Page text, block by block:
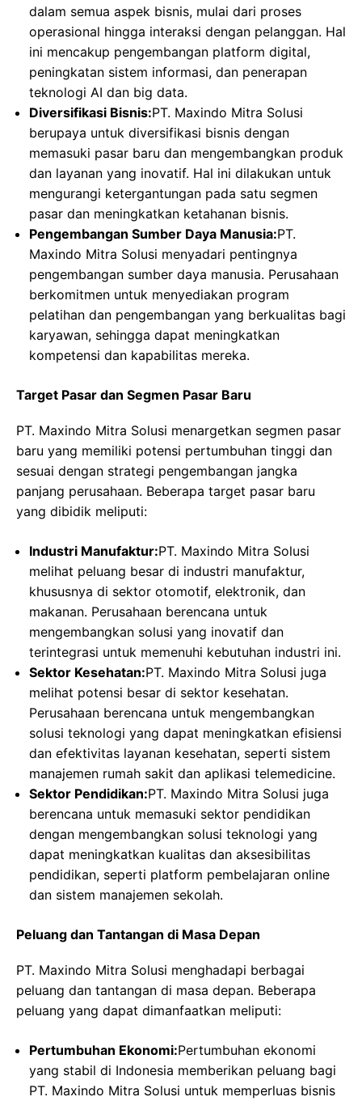
dalam semua aspek bisnis, mulai dari proses
operasional hingga interaksi dengan pelanggan. Hal
ini mencakup pengembangan platform digital,
peningkatan sistem informasi, dan penerapan
teknologi AI dan big data.
Diversifikasi Bisnis:PT. Maxindo Mitra Solusi
berupaya untuk diversifikasi bisnis dengan
memasuki pasar baru dan mengembangkan produk
dan layanan yang inovatif. Hal ini dilakukan untuk
mengurangi ketergantungan pada satu segmen
pasar dan meningkatkan ketahanan bisnis.
Pengembangan Sumber Daya Manusia:PT.
Maxindo Mitra Solusi menyadari pentingnya
pengembangan sumber daya manusia. Perusahaan
berkomitmen untuk menyediakan program
pelatihan dan pengembangan yang berkualitas bagi
karyawan, sehingga dapat meningkatkan
kompetensi dan kapabilitas mereka.
Target Pasar dan Segmen Pasar Baru
PT. Maxindo Mitra Solusi menargetkan segmen pasar
baru yang memiliki potensi pertumbuhan tinggi dan
sesuai dengan strategi pengembangan jangka
panjang perusahaan. Beberapa target pasar baru
yang dibidik meliputi:
Industri Manufaktur:PT. Maxindo Mitra Solusi
melihat peluang besar di industri manufaktur,
khususnya di sektor otomotif, elektronik, dan
makanan. Perusahaan berencana untuk
mengembangkan solusi yang inovatif dan
terintegrasi untuk memenuhi kebutuhan industri ini.
Sektor Kesehatan:PT. Maxindo Mitra Solusi juga
melihat potensi besar di sektor kesehatan.
Perusahaan berencana untuk mengembangkan
solusi teknologi yang dapat meningkatkan efisiensi
dan efektivitas layanan kesehatan, seperti sistem
manajemen rumah sakit dan aplikasi telemedicine.
Sektor Pendidikan:PT. Maxindo Mitra Solusi juga
berencana untuk memasuki sektor pendidikan
dengan mengembangkan solusi teknologi yang
dapat meningkatkan kualitas dan aksesibilitas
pendidikan, seperti platform pembelajaran online
dan sistem manajemen sekolah.
Peluang dan Tantangan di Masa Depan
PT. Maxindo Mitra Solusi menghadapi berbagai
peluang dan tantangan di masa depan. Beberapa
peluang yang dapat dimanfaatkan meliputi:
Pertumbuhan Ekonomi:Pertumbuhan ekonomi
yang stabil di Indonesia memberikan peluang bagi
PT. Maxindo Mitra Solusi untuk memperluas bisnis